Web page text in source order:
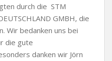
durch die STM
GMBH, die
Wir bedanken uns bei
die gute
danken wir Jörn